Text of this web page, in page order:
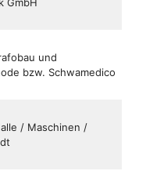
und
bzw. Schwamedico
/ Maschinen /